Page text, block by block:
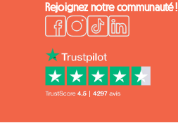
Rejoignez notre communauté !